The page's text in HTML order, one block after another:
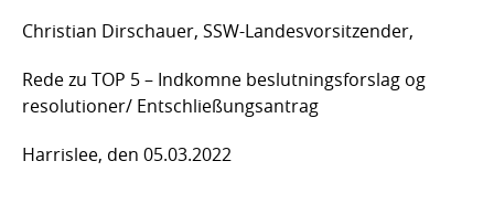
Christian Dirschauer, SSW-Landesvorsitzender,
Rede zu TOP 5 – Indkomne beslutningsforslag og
resolutioner/ Entschließungsantrag
Harrislee, den 05.03.2022